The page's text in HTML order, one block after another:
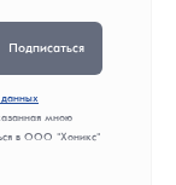
Подписаться
данных
мною
в ООО "Хоникс"